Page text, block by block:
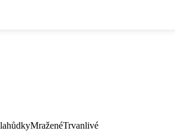
MraženéTrvanlivé